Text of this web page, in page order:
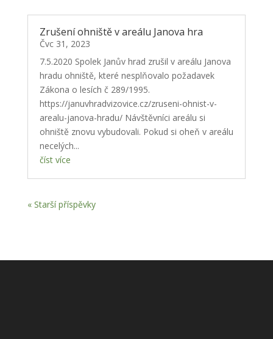
Zrušení ohniště v areálu Janova hra
Čvc 31, 2023
7.5.2020 Spolek Janův hrad zrušil v areálu Janova
hradu ohniště, které nesplňovalo požadavek
Zákona o lesích č 289/1995.
https://januvhradvizovice.cz/zruseni-ohnist-v-
arealu-janova-hradu/ Návštěvníci areálu si
ohniště znovu vybudovali. Pokud si oheň v areálu
necelých...
číst více
« Starší příspěvky